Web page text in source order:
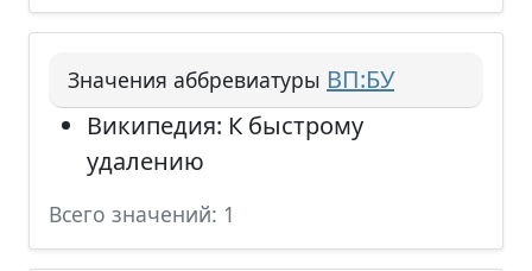
Значения аббревиатуры ВП:БУ
Википедия: К быстрому
удалению
Всего значений: 1